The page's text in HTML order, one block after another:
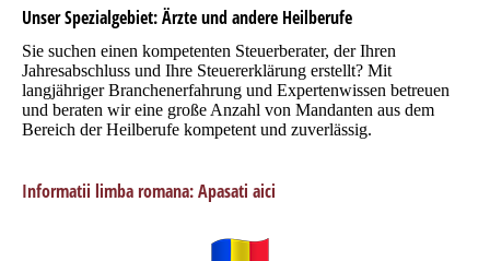
Unser Spezialgebiet: Ärzte und andere Heilberufe
Sie suchen einen kompetenten Steuerberater, der Ihren
Jahresabschluss und Ihre Steuererklärung erstellt? Mit
langjähriger Branchenerfahrung und Expertenwissen betreuen
und beraten wir eine große Anzahl von Mandanten aus dem
Bereich der Heilberufe kompetent und zuverlässig.
Informatii limba romana: Apasati aici